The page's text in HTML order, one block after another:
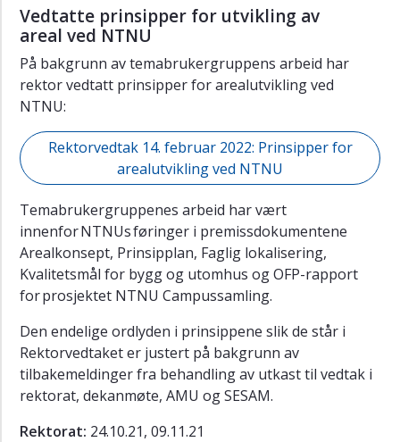
og
utomhus
Forskning
og
utvikling
Bakgrunn
Vedtatte prinsipper for utvikling av
areal ved NTNU
På bakgrunn av temabrukergruppens arbeid har
rektor vedtatt prinsipper for arealutvikling ved
NTNU:
Rektorvedtak 14. februar 2022: Prinsipper for
arealutvikling ved NTNU
Temabrukergruppenes arbeid har vært
innenfor NTNUs føringer i premissdokumentene
Arealkonsept, Prinsipplan, Faglig lokalisering,
Kvalitetsmål for bygg og utomhus og OFP-rapport
for prosjektet NTNU Campussamling.
Den endelige ordlyden i prinsippene slik de står i
Rektorvedtaket er justert på bakgrunn av
tilbakemeldinger fra behandling av utkast til vedtak i
rektorat, dekanmøte, AMU og SESAM.
Rektorat: 24.10.21, 09.11.21